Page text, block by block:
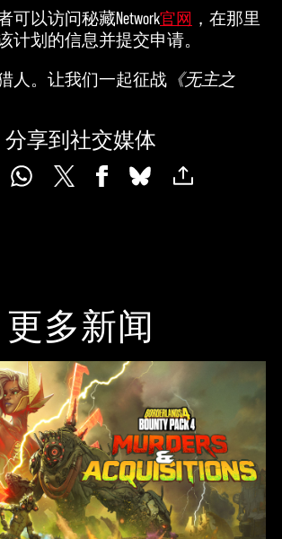
可以访问秘藏Network官网 ，在那里
计划的信息并提交申请。
人。让我们一起征战 《无主之
分享到社交媒体
更多新闻